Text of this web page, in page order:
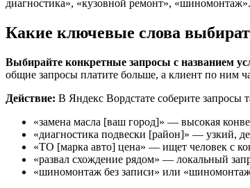
диагностика», «кузовной ремонт»,
Какие ключевые слова
Выбирайте конкретные запросы с названием
общие запросы платите больше, а клиент по ним
Действие: В Яндекс Вордстате соберите запросы
«замена масла [ваш город]» — высокая
«диагностика подвески [район]» — узкий,
«ТО [марка авто] цена» — ищет человек с
«развал схождение рядом» — локальный
«шиномонтаж без записи» или